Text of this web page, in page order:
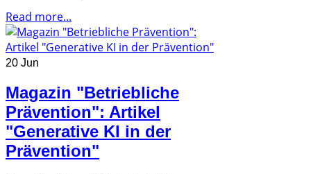
Read more...
20 Jun
Magazin "Betriebliche
Prävention": Artikel
"Generative KI in der
Prävention"